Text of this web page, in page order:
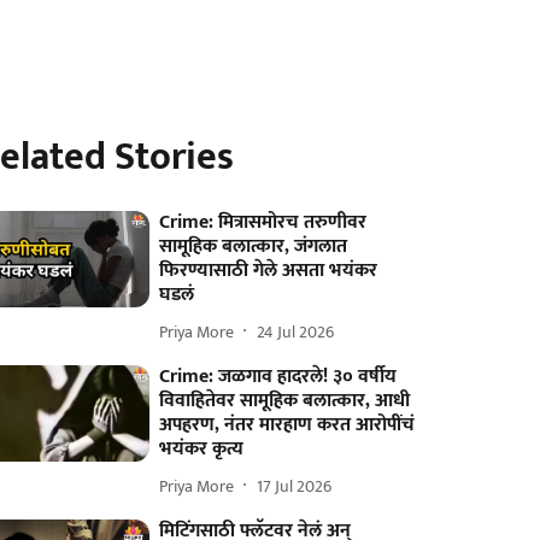
Stories
Crime: मित्रासमोरच तरुणीवर
सामूहिक बलात्कार, जंगलात
फिरण्यासाठी गेले असता भयंकर
घडलं
Priya More 24 Jul 2026
Crime: जळगाव हादरले! ३० वर्षीय
विवाहितेवर सामूहिक बलात्कार, आधी
अपहरण, नंतर मारहाण करत आरोपींचं
भयंकर कृत्य
Priya More 17 Jul 2026
मिटिंगसाठी फ्लॅटवर नेलं अन्